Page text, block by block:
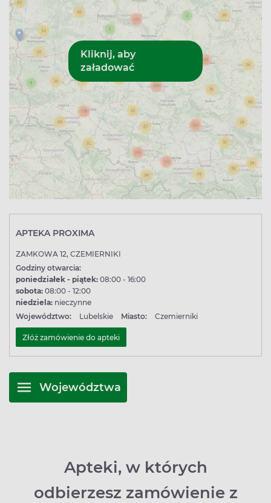
APTEKA PROXIMA
ZAMKOWA 12, CZEMIERNIKI
Godziny otwarcia:
poniedziałek - piątek: 08:00 - 16:00
sobota: 08:00 - 12:00
niedziela: nieczynne
Województwo:
Lubelskie Miasto: Czemierniki
Złóż zamówienie do apteki
Województwa
Apteki, w których
odbierzesz zamówienie z